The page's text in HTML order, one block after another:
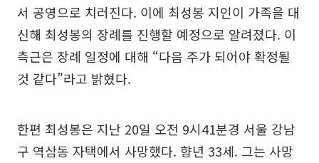
서 공영으로 치러진다. 이에 최성봉 지인이 가족을 대
신해 최성봉의 장례를 진행할 예정으로 알려졌다. 이
측근은 장례 일정에 대해 “다음 주가 되어야 확정될
것 같다”라고 밝혔다.
한편 최성봉은 지난 20일 오전 9시41분경 서울 강남
구 역삼동 자택에서 사망했다. 향년 33세. 그는 사망